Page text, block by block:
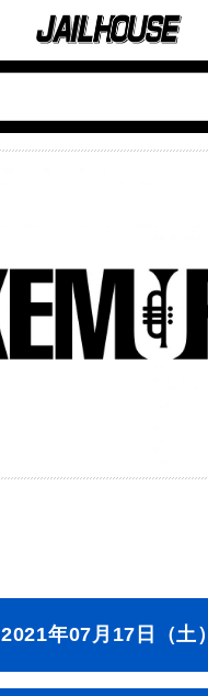
2021年07月17日（土）